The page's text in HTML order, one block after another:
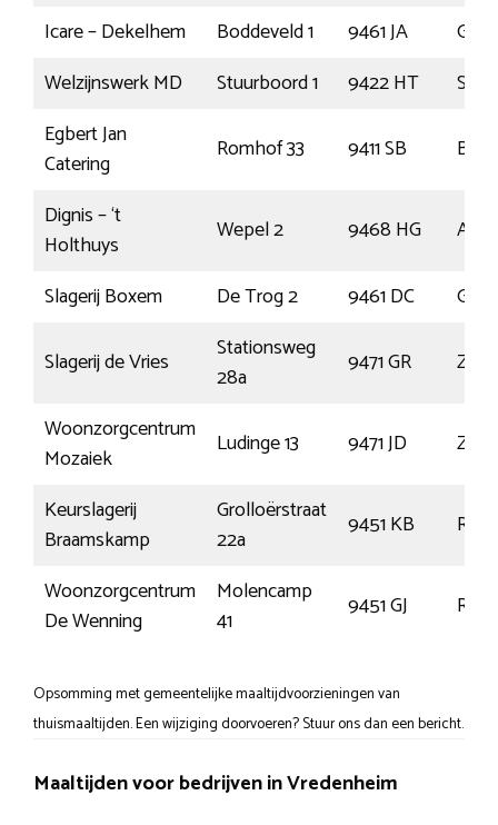
Icare – Dekelhem Boddeveld 1 9461 JA
Welzijnswerk MD
Stuurboord 1 9422 HT
Egbert Jan
Catering
Romhof 33 9411 SB
Dignis – ‘t
Holthuys
Wepel 2 9468 HG
Slagerij Boxem
De Trog 2 9461 DC
Slagerij de Vries
Stationsweg
28a
9471 GR
Woonzorgcentrum
Mozaiek
Ludinge 13 9471 JD
Keurslagerij
Braamskamp
Grolloërstraat
22a
9451 KB
Woonzorgcentrum
De Wenning
Molencamp
41
9451 GJ
Opsomming met gemeentelijke maaltijdvoorzieningen van
thuismaaltijden. Een wijziging doorvoeren? Stuur ons dan een bericht.
Maaltijden voor bedrijven in Vredenheim